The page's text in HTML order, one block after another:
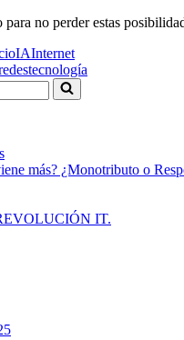
para no perder estas
IAInternet
tecnología
más? ¿Monotributo o
IT.